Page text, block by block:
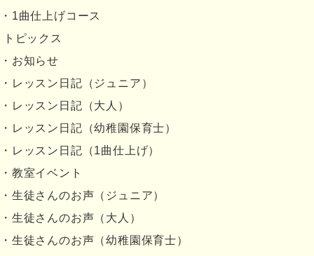
1曲仕上げコース
トピックス
お知らせ
レッスン日記（ジュニア）
レッスン日記（大人）
レッスン日記（幼稚園保育士）
レッスン日記（1曲仕上げ）
教室イベント
生徒さんのお声（ジュニア）
生徒さんのお声（大人）
生徒さんのお声（幼稚園保育士）